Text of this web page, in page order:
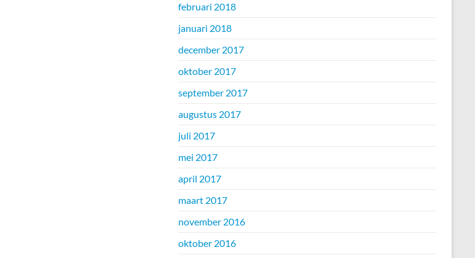
februari 2018
januari 2018
december 2017
oktober 2017
september 2017
augustus 2017
juli 2017
mei 2017
april 2017
maart 2017
november 2016
oktober 2016